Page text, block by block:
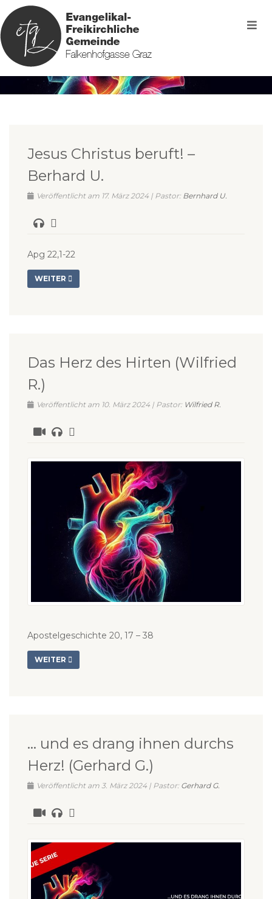
Jesus Christus beruft! –
Berhard U.
Veröffentlicht am 17. März 2024 | Pastor: Bernhard U.
Apg 22,1-22
WEITER
Das Herz des Hirten (Wilfried
R.)
Veröffentlicht am 10. März 2024 | Pastor: Wilfried R.
Apostelgeschichte 20, 17 – 38
WEITER
… und es drang ihnen durchs
Herz! (Gerhard G.)
Veröffentlicht am 3. März 2024 | Pastor: Gerhard G.